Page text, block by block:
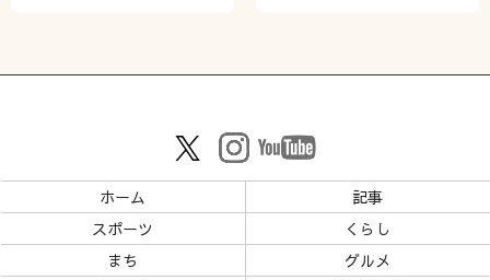
ホーム
記事
スポーツ
くらし
まち
グルメ